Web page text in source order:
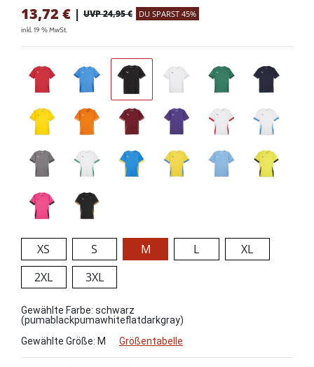
13,72 € | UVP 24,95 € DU SPARST 45%
inkl. 19 % MwSt.
XS S M L
XL
2XL
3XL
Gewählte Farbe: schwarz
(pumablackpumawhiteflatdarkgray)
Gewählte Größe: M Größentabelle